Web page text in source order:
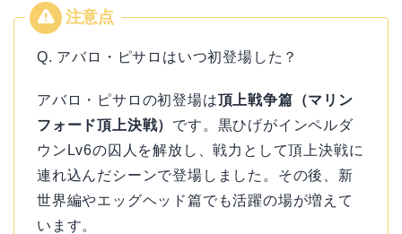
Q. アバロ・ピサロはいつ初登場した？
アバロ・ピサロの初登場は頂上戦争篇（マリン
フォード頂上決戦） です。黒ひげがインペルダ
ウンLv6の囚人を解放し、戦力として頂上決戦に
連れ込んだシーンで登場しました。その後、新
世界編やエッグヘッド篇でも活躍の場が増えて
います。